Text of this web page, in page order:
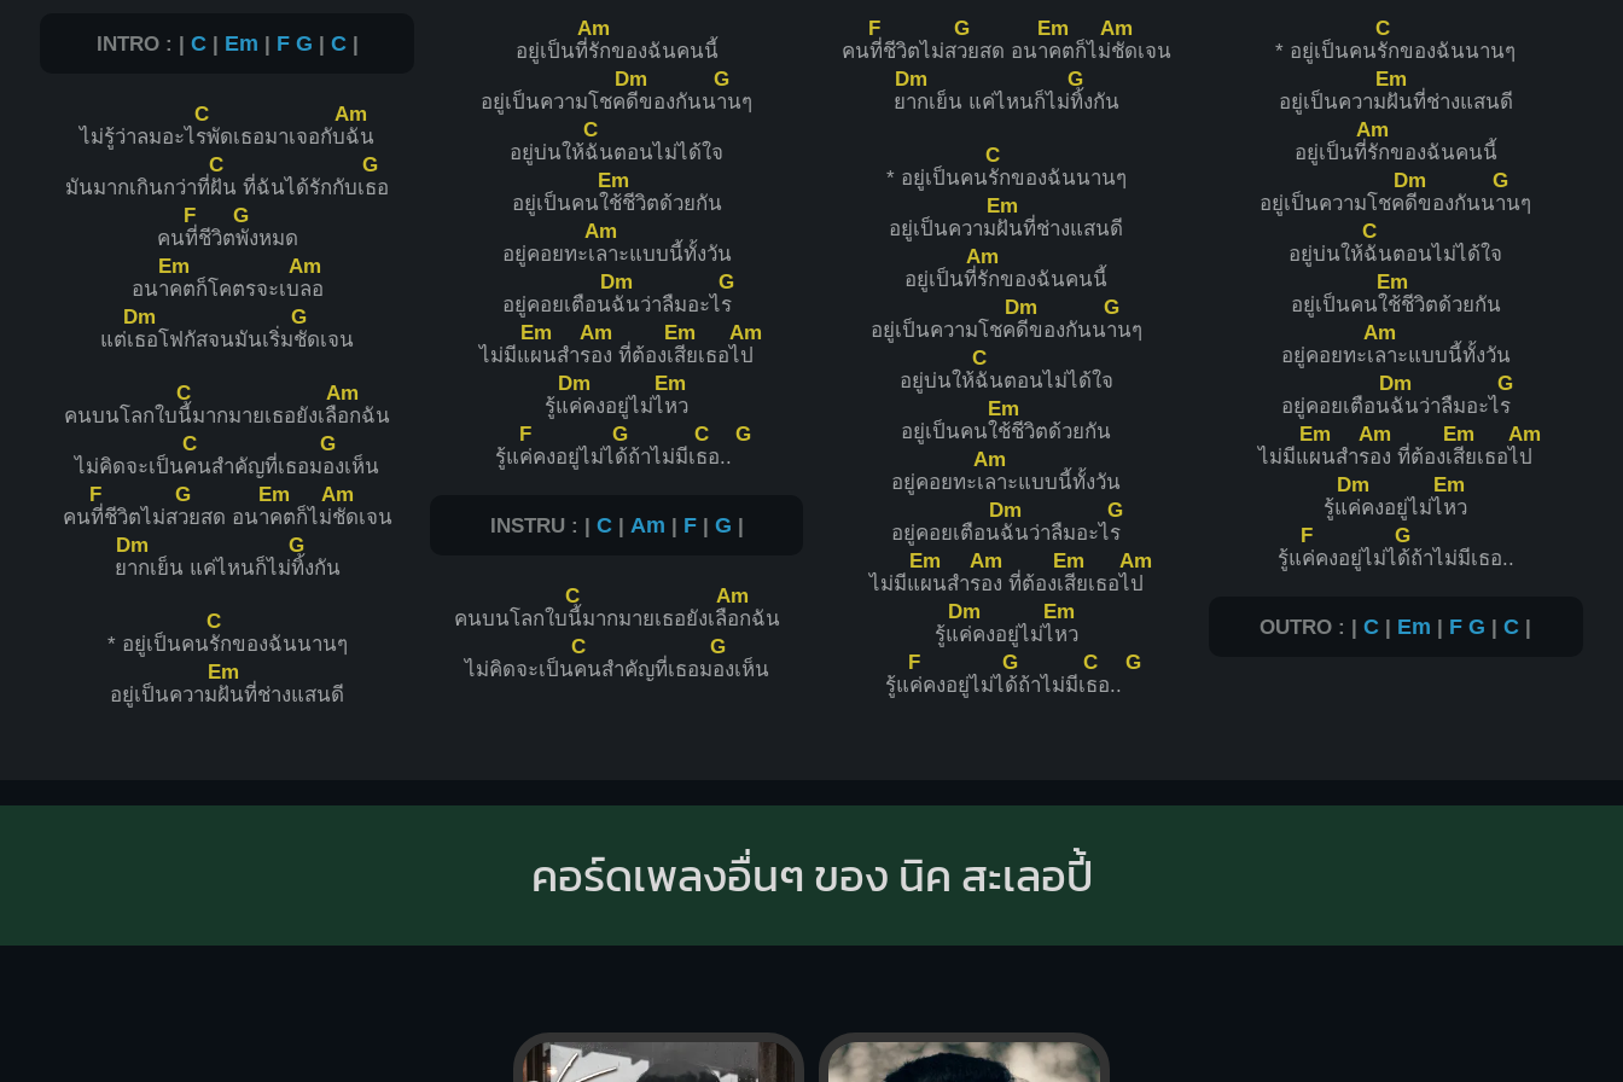
INTRO : | C | Em | F G | C |
ไม่รู้ว่าลมอะไ
C
รพัดเธอมาเจอกับ
Am
ฉัน
มันมากเกินกว่าที่
C
ฝัน ที่ฉันได้รักกับเ
G
ธอ
คน
F
ที่ชีวิต
G
พังหมด
อนา
Em
คตก็โคตรจะเบ
Am
ลอ
แต่เ
Dm
ธอโฟกัสจนมันเริ่ม
G
ชัดเจน
คนบนโลกใบ
C
นี้มากมายเธอยังเลื
Am
อกฉัน
ไม่คิดจะเป็น
C
คนสำคัญที่เธอม
G
องเห็น
คน
F
ที่ชีวิตไม่ส
G
วยสด อนา
Em
คตก็ไม่
Am
ชัดเจน
ย
Dm
ากเย็น แค่ไหนก็ไม่
G
ทิ้งกัน
* อยู่เป็นคน
C
รักของฉันนานๆ
อยู่เป็นความ
Em
ฝันที่ช่างแสนดี
อยู่เป็นที่
Am
รักของฉันคนนี้
อยู่เป็นความโชค
Dm
ดีของกันน
G
านๆ
อยู่บ่นให้
C
ฉันตอนไม่ได้ใจ
อยู่เป็นคนใ
Em
ช้ชีวิตด้วยกัน
อยู่คอยทะเ
Am
ลาะแบบนี้ทั้งวัน
อยู่คอยเตือน
Dm
ฉันว่าลืมอะไ
G
ร
ไม่มีแ
Em
ผนสำร
Am
อง ที่ต้องเ
Em
สียเธอไ
Am
ป
รู้แ
Dm
ค่คงอยู่ไม่ไ
Em
หว
รู้แ
F
ค่คงอยู่ไม่ไ
G
ด้ถ้าไม่มีเ
C
ธอ..
G
INSTRU : | C | Am | F| G |
คนบนโลกใบ
C
นี้มากมายเธอยังเลื
Am
อกฉัน
ไม่คิดจะเป็น
C
คนสำคัญที่เธอม
G
องเห็น
คน
F
ที่ชีวิตไม่ส
G
วยสด อนา
Em
คตก็ไม่
Am
ชัดเจน
ย
Dm
ากเย็น แค่ไหนก็ไม่
G
ทิ้งกัน
* อยู่เป็นคน
C
รักของฉันนานๆ
อยู่เป็นความ
Em
ฝันที่ช่างแสนดี
อยู่เป็นที่
Am
รักของฉันคนนี้
อยู่เป็นความโชค
Dm
ดีของกันน
G
านๆ
อยู่บ่นให้
C
ฉันตอนไม่ได้ใจ
อยู่เป็นคนใ
Em
ช้ชีวิตด้วยกัน
อยู่คอยทะเ
Am
ลาะแบบนี้ทั้งวัน
อยู่คอยเตือน
Dm
ฉันว่าลืมอะไ
G
ร
ไม่มีแ
Em
ผนสำร
Am
อง ที่ต้องเ
Em
สียเธอไ
Am
ป
รู้แ
Dm
ค่คงอยู่ไม่ไ
Em
หว
รู้แ
F
ค่คงอยู่ไม่ไ
G
ด้ถ้าไม่มีเ
C
ธอ..
G
* อยู่เป็นคน
C
รักของฉันนานๆ
อยู่เป็นความ
Em
ฝันที่ช่างแสนดี
อยู่เป็นที่
Am
รักของฉันคนนี้
อยู่เป็นความโชค
Dm
ดีของกันน
G
านๆ
อยู่บ่นให้
C
ฉันตอนไม่ได้ใจ
อยู่เป็นคนใ
Em
ช้ชีวิตด้วยกัน
อยู่คอยทะเ
Am
ลาะแบบนี้ทั้งวัน
อยู่คอยเตือน
Dm
ฉันว่าลืมอะไ
G
ร
ไม่มีแ
Em
ผนสำร
Am
อง ที่ต้องเ
Em
สียเธอไ
Am
ป
รู้แ
Dm
ค่คงอยู่ไม่ไ
Em
หว
รู้แ
F
ค่คงอยู่ไม่ไ
G
ด้ถ้าไม่มีเธอ..
OUTRO : |C | Em | F G |C |
คอร์ดเพลงอื่นๆ ของ นิค สะเลอปี้